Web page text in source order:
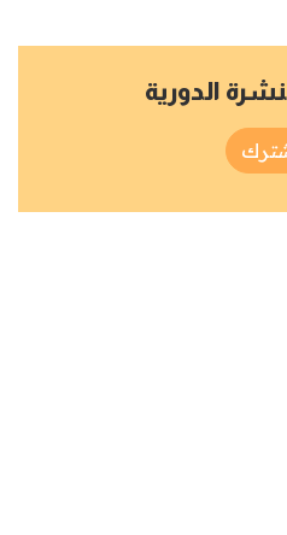
الدورية